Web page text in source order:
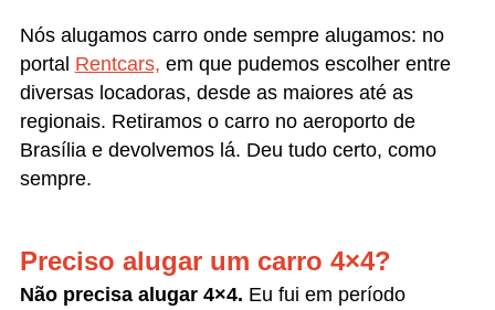
Nós alugamos carro onde sempre alugamos: no
portal Rentcars, em que pudemos escolher entre
diversas locadoras, desde as maiores até as
regionais. Retiramos o carro no aeroporto de
Brasília e devolvemos lá. Deu tudo certo, como
sempre.
Preciso alugar um carro 4×4?
Não precisa alugar 4×4. Eu fui em período